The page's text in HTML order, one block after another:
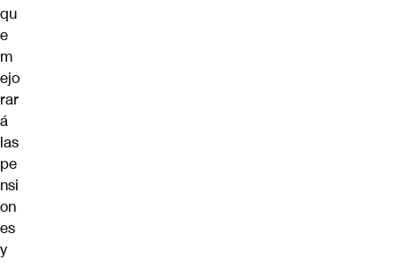
qu
e
m
ejo
rar
á
las
pe
nsi
on
es
y